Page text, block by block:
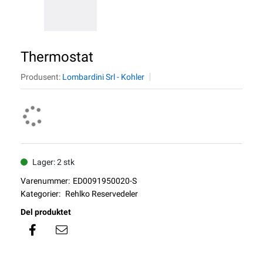
Thermostat
Produsent: Lombardini Srl - Kohler
Lager: 2 stk
Varenummer: ED0091950020-S
Kategorier: Rehlko Reservedeler
Del produktet